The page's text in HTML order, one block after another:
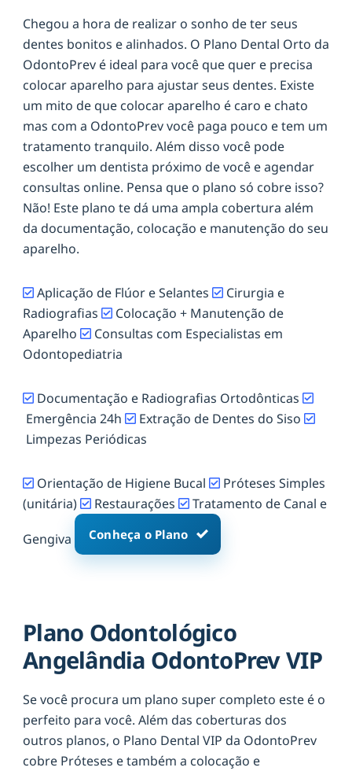
Chegou a hora de realizar o sonho de ter seus
dentes bonitos e alinhados. O Plano Dental Orto da
OdontoPrev é ideal para você que quer e precisa
colocar aparelho para ajustar seus dentes. Existe
um mito de que colocar aparelho é caro e chato
mas com a OdontoPrev você paga pouco e tem um
tratamento tranquilo. Além disso você pode
escolher um dentista próximo de você e agendar
consultas online. Pensa que o plano só cobre isso?
Não! Este plano te dá uma ampla cobertura além
da documentação, colocação e manutenção do seu
aparelho.
Aplicação de Flúor e Selantes
Cirurgia e
Radiografias
Colocação + Manutenção de
Aparelho
Consultas com Especialistas em
Odontopediatria
Documentação e Radiografias Ortodônticas
Emergência 24h
Extração de Dentes do Siso
Limpezas Periódicas
Orientação de Higiene Bucal
Próteses Simples
(unitária)
Restaurações Tratamento de Canal e
Gengiva Conheça o Plano
Plano Odontológico
Angelândia OdontoPrev VIP
Se você procura um plano super completo este é o
perfeito para você. Além das coberturas dos
outros planos, o Plano Dental VIP da OdontoPrev
cobre Próteses e também a colocação e